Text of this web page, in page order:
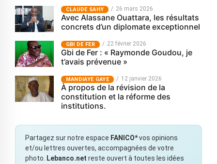
CLAUDE SAHY 26 mars 2026
Avec Alassane Ouattara, les résultats
concrets d’un diplomate exceptionnel
GBI DE FER 22 février 2026
Gbi de Fer : « Raymonde Goudou, je
t’avais prévenue »
MANDIAYE GAYE 12 janvier 2026
À propos de la révision de la
constitution et la réforme des
institutions.
Partagez sur notre espace FANICO*vos opinions
et/ou lettres ouvertes, accompagnées de votre
photo. Lebanco.net reste ouvert à toutes les idées